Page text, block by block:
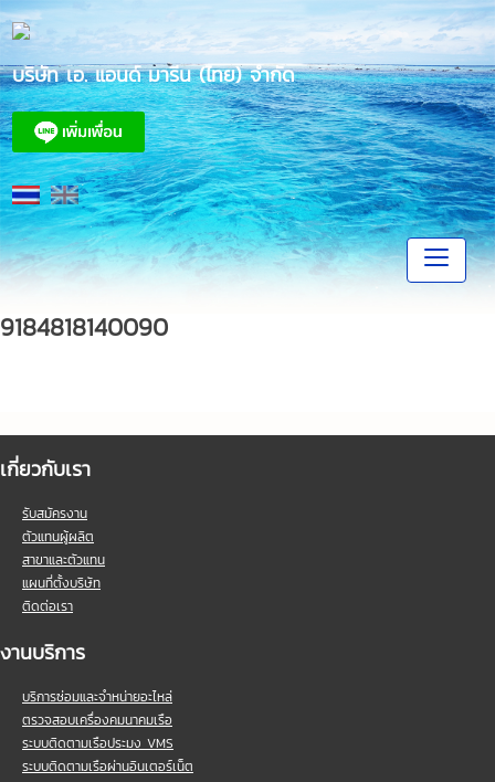
Skip
to
content
บริษัท เอ. แอนด์ มารีน (ไทย) จำกัด
9184818140090
เกี่ยวกับเรา
รับสมัครงาน
ตัวแทนผู้ผลิต
สาขาและตัวแทน
แผนที่ตั้งบริษัท
ติดต่อเรา
งานบริการ
บริการซ่อมและจำหน่ายอะไหล่
ตรวจสอบเครื่องคมนาคมเรือ
ระบบติดตามเรือประมง VMS
ระบบติดตามเรือผ่านอินเตอร์เน็ต